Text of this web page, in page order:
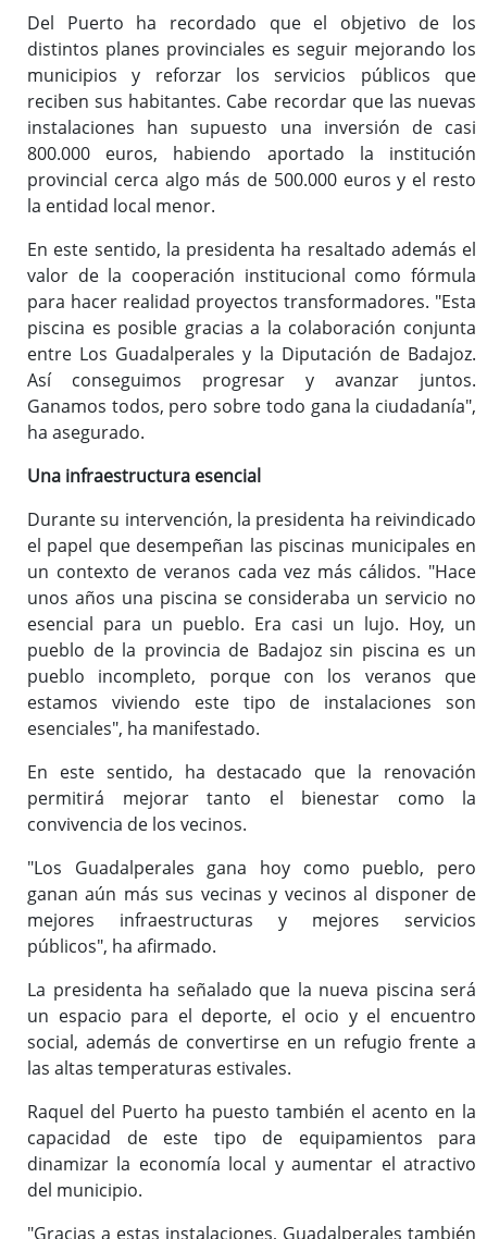
Del Puerto ha recordado que el objetivo de los
distintos planes provinciales es seguir mejorando los
municipios y reforzar los servicios públicos que
reciben sus habitantes. Cabe recordar que las nuevas
instalaciones han supuesto una inversión de casi
800.000 euros, habiendo aportado la institución
provincial cerca algo más de 500.000 euros y el resto
la entidad local menor.
En este sentido, la presidenta ha resaltado además el
valor de la cooperación institucional como fórmula
para hacer realidad proyectos transformadores. "Esta
piscina es posible gracias a la colaboración conjunta
entre Los Guadalperales y la Diputación de Badajoz.
Así conseguimos progresar y avanzar juntos.
Ganamos todos, pero sobre todo gana la ciudadanía",
ha asegurado.
Una infraestructura esencial
Durante su intervención, la presidenta ha reivindicado
el papel que desempeñan las piscinas municipales en
un contexto de veranos cada vez más cálidos. "Hace
unos años una piscina se consideraba un servicio no
esencial para un pueblo. Era casi un lujo. Hoy, un
pueblo de la provincia de Badajoz sin piscina es un
pueblo incompleto, porque con los veranos que
estamos viviendo este tipo de instalaciones son
esenciales", ha manifestado.
En este sentido, ha destacado que la renovación
permitirá mejorar tanto el bienestar como la
convivencia de los vecinos.
"Los Guadalperales gana hoy como pueblo, pero
ganan aún más sus vecinas y vecinos al disponer de
mejores infraestructuras y mejores servicios
públicos", ha afirmado.
La presidenta ha señalado que la nueva piscina será
un espacio para el deporte, el ocio y el encuentro
social, además de convertirse en un refugio frente a
las altas temperaturas estivales.
Raquel del Puerto ha puesto también el acento en la
capacidad de este tipo de equipamientos para
dinamizar la economía local y aumentar el atractivo
del municipio.
"Gracias a estas instalaciones, Guadalperales también